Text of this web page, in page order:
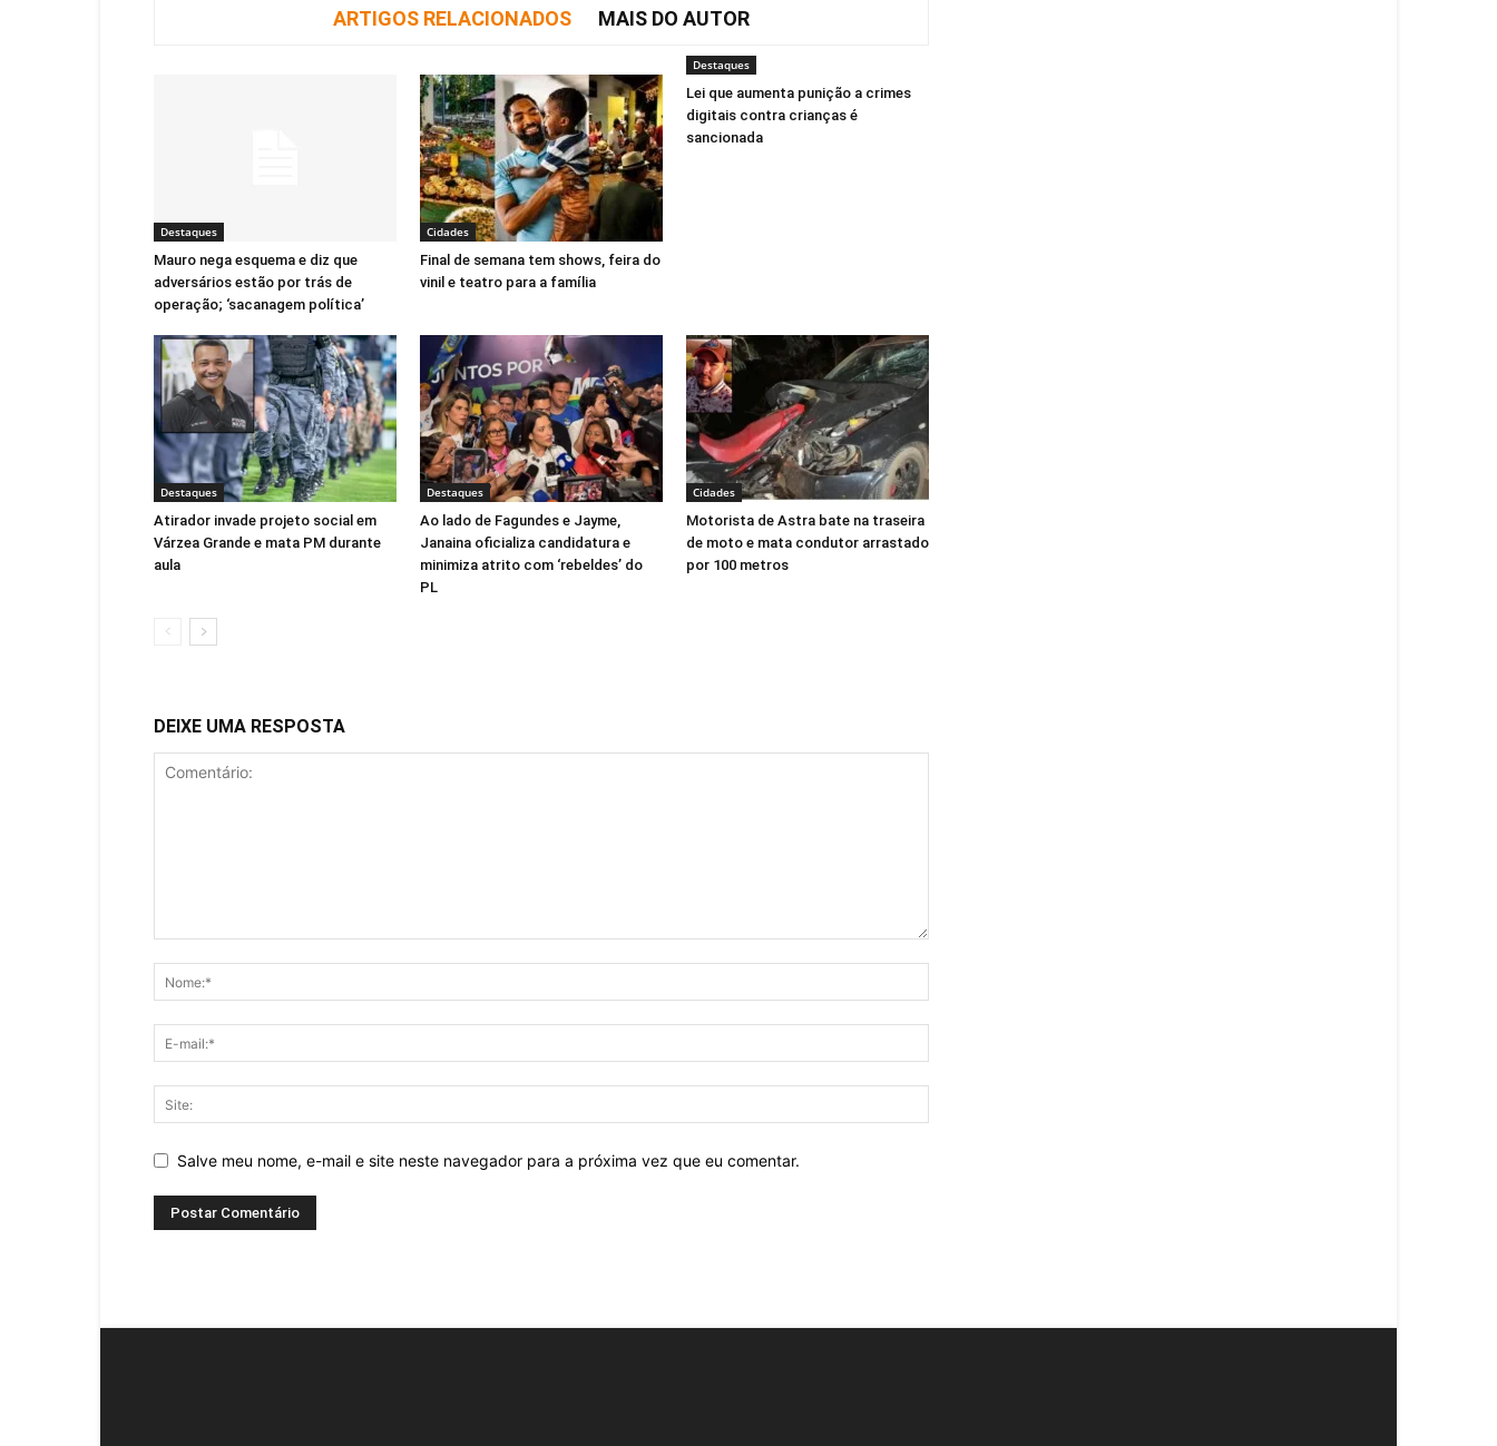
ARTIGOS RELACIONADOS MAIS DO AUTOR
Destaques
Mauro nega esquema e diz que
adversários estão por trás de
operação; ‘sacanagem política’
Cidades
Final de semana tem shows, feira do
vinil e teatro para a família
Destaques
Lei que aumenta punição a crimes
digitais contra crianças é
sancionada
Destaques
Atirador invade projeto social em
Várzea Grande e mata PM durante
aula
Destaques
Ao lado de Fagundes e Jayme,
Janaina oficializa candidatura e
minimiza atrito com ‘rebeldes’ do
PL
Cidades
Motorista de Astra bate na traseira
de moto e mata condutor arrastado
por 100 metros
DEIXE UMA RESPOSTA
Salve meu nome, e-mail e site neste navegador para a próxima vez que eu comentar.